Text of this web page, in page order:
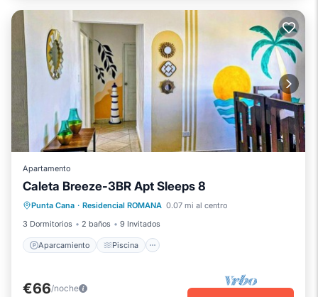
Apartamento
Caleta Breeze-3BR Apt Sleeps 8
Punta Cana · Residencial ROMANA 0.07 mi al centro
3 Dormitorios
2 baños 9 Invitados
Aparcamiento Piscina
Aparcamiento
Piscina
Balcón/Terraza
Cocina
€66/noche